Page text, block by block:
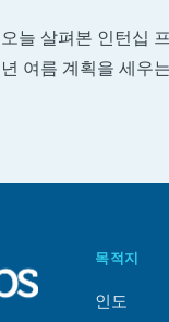
오늘 살펴본 인턴십
년 여름 계획을 세우
목적지
인도